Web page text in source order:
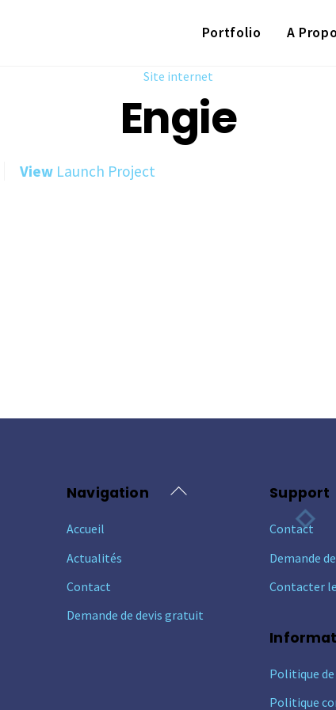
Portfolio A
Site internet
Engie
View Launch Project
Back
Navigation
Accueil
Actualités
Contact
Demande de devis gratuit
Support
Contact
Demande
Contacter
Politique
Politique